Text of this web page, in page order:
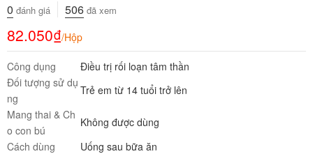
0 đánh giá 506 đã xem
82.050₫/Hộp
Công dụng
Điều trị rối loạn tâm thần
Đối tượng sử dụ
ng
Trẻ em từ 14 tuổi trở lên
Mang thai & Ch
o con bú
Không được dùng
Cách dùng
Uống sau bữa ăn